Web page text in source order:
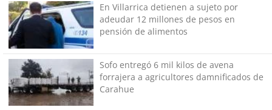
En Villarrica detienen a sujeto por
adeudar 12 millones de pesos en
pensión de alimentos
Sofo entregó 6 mil kilos de avena
forrajera a agricultores damnificados de
Carahue